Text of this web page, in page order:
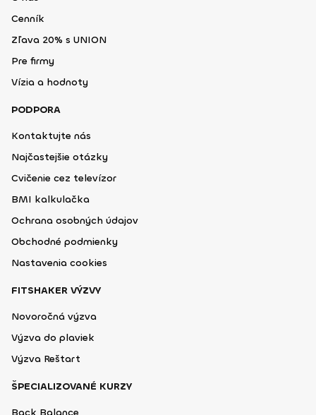
Cenník
Zľava 20% s UNION
Pre firmy
Vízia a hodnoty
PODPORA
Kontaktujte nás
Najčastejšie otázky
Cvičenie cez televízor
BMI kalkulačka
Ochrana osobných údajov
Obchodné podmienky
Nastavenia cookies
FITSHAKER VÝZVY
Novoročná výzva
Výzva do plaviek
Výzva Reštart
ŠPECIALIZOVANÉ KURZY